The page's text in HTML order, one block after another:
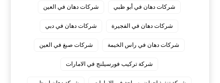
شركات دهان في أبو ظبي شركات دهان في العين
شركات دهان في الفجيرة شركات دهان في دبي
شركات دهان في راس الخيمة شركات صبغ في العين
شركة تركيب فورسيلنج في الامارات